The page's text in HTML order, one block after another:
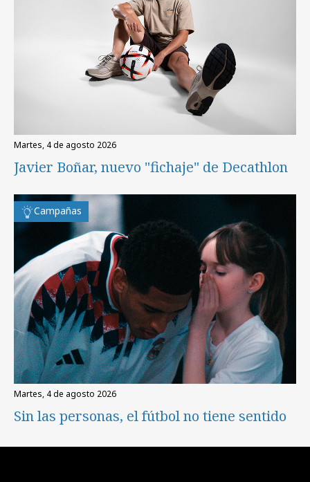
martes, 4 de agosto 2026
Javier Boñar, nuevo "fichaje" de Decathlon
Campañas
martes, 4 de agosto 2026
Sin las personas, el fútbol no tiene sentido